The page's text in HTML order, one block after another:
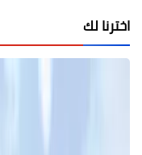
اخترنا لك